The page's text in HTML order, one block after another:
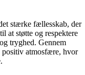
stærke fællesskab, der
at støtte og respektere
tryghed. Gennem
positiv atmosfære, hvor